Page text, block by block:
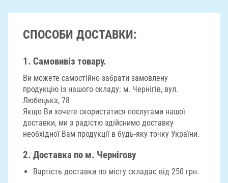
СПОСОБИ ДОСТАВКИ:
1. Самовивіз товару.
Ви можете самостійно забрати замовлену
продукцію із нашого складу: м. Чернігів, вул.
Любецька, 78
Якщо Ви хочете скористатися послугами нашої
доставки, ми з радістю здійснимо доставку
необхідної Вам продукції в будь-яку точку України.
2. Доставка по м. Чернігову
Вартість доставки по місту складає від 250 грн.